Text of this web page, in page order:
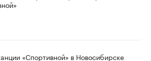
«Спортивной» в Новосибирске